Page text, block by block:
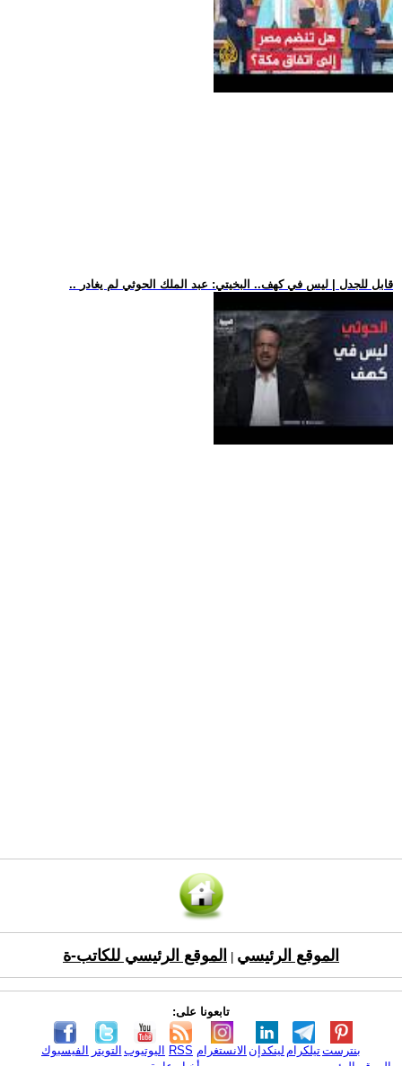
.. قابل للجدل | ليس في كهف.. البخيتي: عبد الملك الحوثي لم يغادر
الموقع الرئيسي الموقع الرئيسي للكاتب-ة
تابعونا على:
الفيسبوك التويتر اليوتيوب RSS الانستغرام لينكدإن تيلكرامبنترست